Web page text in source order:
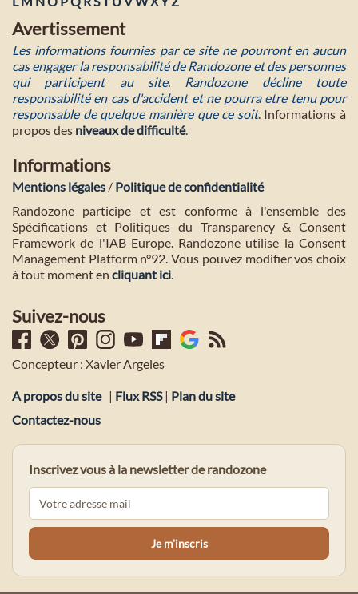
Avertissement
Les informations fournies par ce site ne pourront en aucun
cas engager la responsabilité de Randozone et des personnes
qui participent au site. Randozone décline toute
responsabilité en cas d'accident et ne pourra etre tenu pour
responsable de quelque manière que ce soit. Informations à
propos des niveaux de difficulté.
Informations
Mentions légales / Politique de confidentialité
Randozone participe et est conforme à l'ensemble des
Spécifications et Politiques du Transparency & Consent
Framework de l'IAB Europe. Randozone utilise la Consent
Management Platform n°92. Vous pouvez modifier vos choix
à tout moment en cliquant ici.
Suivez-nous
Concepteur : Xavier Argeles
A propos du site | Flux RSS| Plan du site
Contactez-nous
Inscrivez vous à la newsletter de randozone